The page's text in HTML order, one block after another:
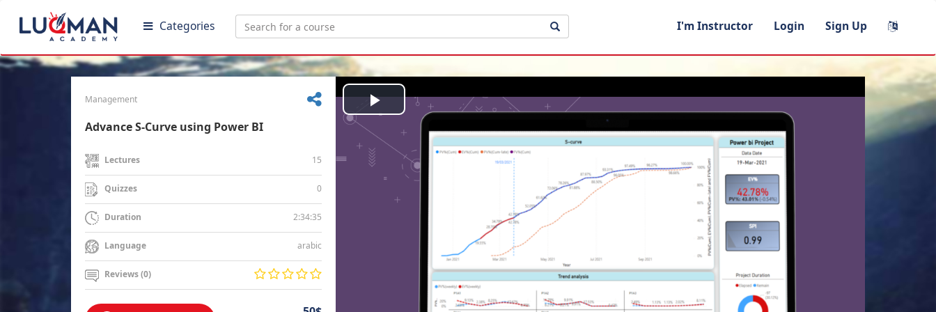
Categories I'm Instructor Login Sign Up
Management
Advance S-Curve using Power BI
Lectures 15
Quizzes 0
Duration 2:34:35
Language arabic
Reviews (0)
Play
Video